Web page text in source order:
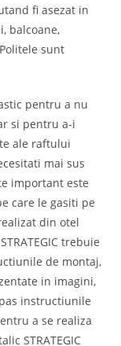
fi asezat in
balcoane,
sunt
pentru a nu
si pentru a-i
ale raftului
mai sus
important este
care le gasiti pe
din otel
trebuie
de montaj,
in imagini,
instructiunile
a se realiza
STRATEGIC